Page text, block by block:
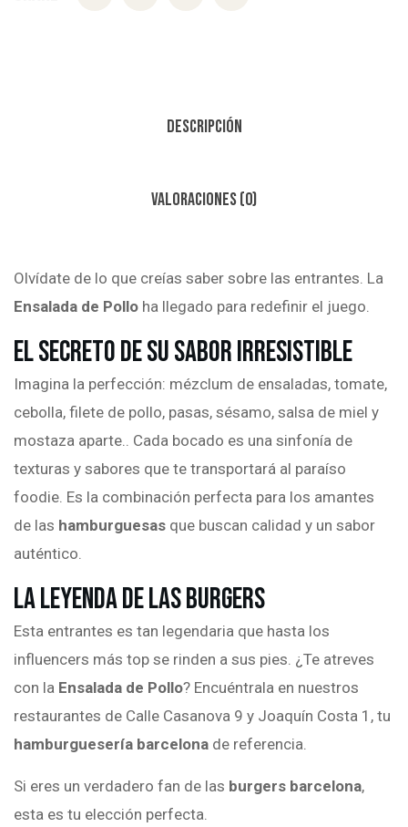
Descripción
Valoraciones (0)
Olvídate de lo que creías saber sobre las entrantes. La
Ensalada de Pollo ha llegado para redefinir el juego.
El Secreto de su Sabor Irresistible
Imagina la perfección: mézclum de ensaladas, tomate,
cebolla, filete de pollo, pasas, sésamo, salsa de miel y
mostaza aparte.. Cada bocado es una sinfonía de
texturas y sabores que te transportará al paraíso
foodie. Es la combinación perfecta para los amantes
de las hamburguesas que buscan calidad y un sabor
auténtico.
La Leyenda de las Burgers
Esta entrantes es tan legendaria que hasta los
influencers más top se rinden a sus pies. ¿Te atreves
con la Ensalada de Pollo? Encuéntrala en nuestros
restaurantes de Calle Casanova 9 y Joaquín Costa 1, tu
hamburguesería barcelona de referencia.
Si eres un verdadero fan de las burgers barcelona,
esta es tu elección perfecta.